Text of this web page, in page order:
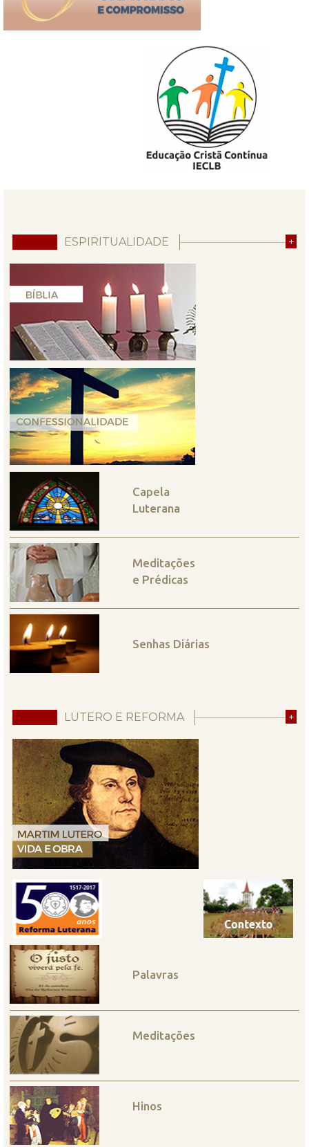
ESPIRITUALIDADE +
Capela
Luterana
Meditações
e Prédicas
Senhas Diárias
LUTERO E REFORMA +
Palavras
Meditações
Hinos